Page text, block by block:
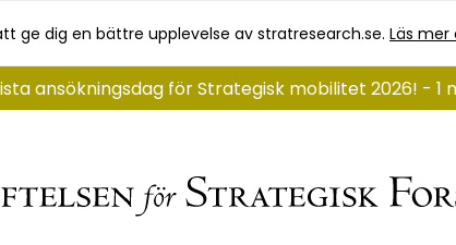
ge dig en bättre upplevelse av stratresearch.se.Läs mer
ansökningsdag för Strategisk mobilitet 2026! - 1